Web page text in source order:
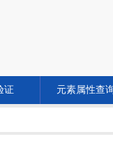
证 元素属性查